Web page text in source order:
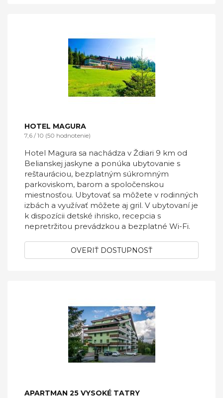
HOTEL MAGURA
7,6 / 10 (50 hodnotenie)
Hotel Magura sa nachádza v Ždiari 9 km od
Belianskej jaskyne a ponúka ubytovanie s
reštauráciou, bezplatným súkromným
parkoviskom, barom a spoločenskou
miestnosťou. Ubytovať sa môžete v rodinných
izbách a využívať môžete aj gril. V ubytovaní je
k dispozícii detské ihrisko, recepcia s
nepretržitou prevádzkou a bezplatné Wi-Fi.
OVERIŤ DOSTUPNOSŤ
APARTMAN 25 VYSOKÉ TATRY